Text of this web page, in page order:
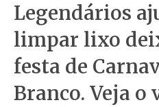
Legendários
limpar lixo
festa de
Branco. Veja o